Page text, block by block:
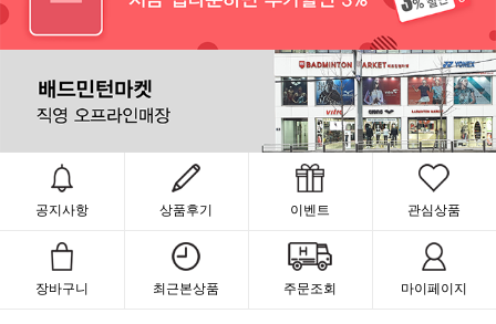
공지사항 상품후기 이벤트 관심상품
장바구니 최근본상품 주문조회 마이페이지